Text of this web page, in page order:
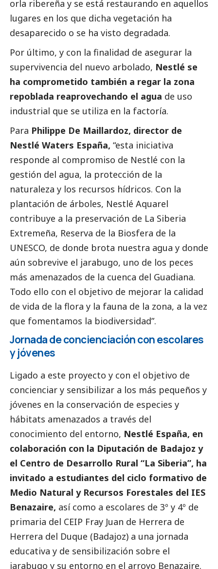
orla ribereña y se está restaurando en aquellos
lugares en los que dicha vegetación ha
desaparecido o se ha visto degradada.
Por último, y con la finalidad de asegurar la
supervivencia del nuevo arbolado, Nestlé se
ha comprometido también a regar la zona
repoblada reaprovechando el agua de uso
industrial que se utiliza en la factoría.
Para Philippe De Maillardoz, director de
Nestlé Waters España, “esta iniciativa
responde al compromiso de Nestlé con la
gestión del agua, la protección de la
naturaleza y los recursos hídricos. Con la
plantación de árboles, Nestlé Aquarel
contribuye a la preservación de La Siberia
Extremeña, Reserva de la Biosfera de la
UNESCO, de donde brota nuestra agua y donde
aún sobrevive el jarabugo, uno de los peces
más amenazados de la cuenca del Guadiana.
Todo ello con el objetivo de mejorar la calidad
de vida de la flora y la fauna de la zona, a la vez
que fomentamos la biodiversidad”.
Jornada de concienciación con escolares
y jóvenes
Ligado a este proyecto y con el objetivo de
concienciar y sensibilizar a los más pequeños y
jóvenes en la conservación de especies y
hábitats amenazados a través del
conocimiento del entorno, Nestlé España, en
colaboración con la Diputación de Badajoz y
el Centro de Desarrollo Rural “La Siberia”, ha
invitado a estudiantes del ciclo formativo de
Medio Natural y Recursos Forestales del IES
Benazaire, así como a escolares de 3º y 4º de
primaria del CEIP Fray Juan de Herrera de
Herrera del Duque (Badajoz) a una jornada
educativa y de sensibilización sobre el
jarabugo y su entorno en el arroyo Benazaire.